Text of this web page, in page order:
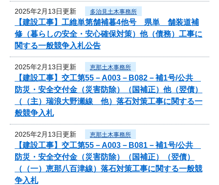
2025年2月13日更新 多治見土木事務所
【建設工事】工維単第舗補暮4他号 県単 舗装道補
修（暮らしの安全・安心確保対策）他（債務）工事に
関する一般競争入札公告
2025年2月13日更新 恵那土木事務所
【建設工事】交工第55－A003－B082－補1号/公共
防災・安全交付金（災害防除）（国補正）他（翌債）
（（主）瑞浪大野瀬線 他）落石対策工事に関する一
般競争入札
2025年2月13日更新 恵那土木事務所
【建設工事】交工第55－A003－B081－補1号/公共
防災・安全交付金（災害防除）（国補正）（翌債）
（（一）恵那八百津線）落石対策工事に関する一般競
争入札